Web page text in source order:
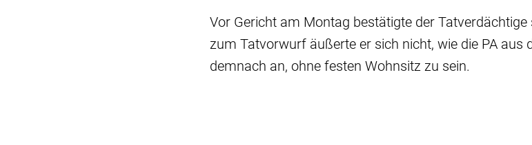
Vor Gericht am Montag bestätigte der Tatverdächtige
zum Tatvorwurf äußerte er sich nicht, wie die PA aus
demnach an, ohne festen Wohnsitz zu sein.